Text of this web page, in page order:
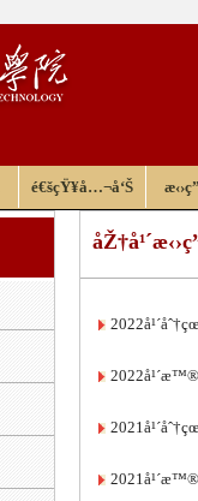
é€šçŸ¥å…¬å‘Š